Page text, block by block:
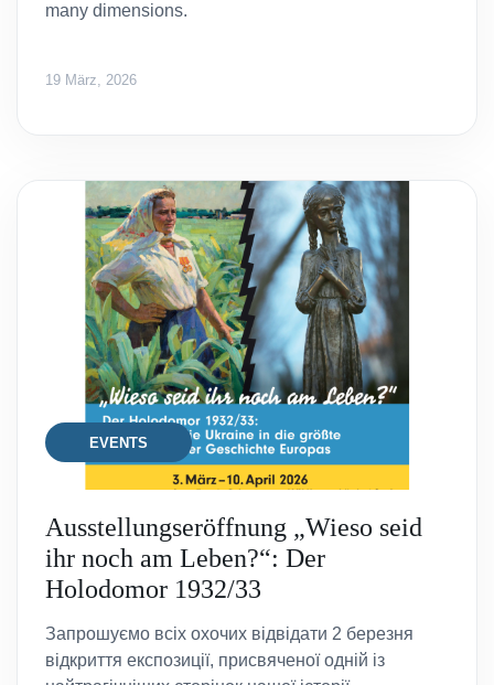
many dimensions.
19 März, 2026
EVENTS
Ausstellungseröffnung „Wieso seid
ihr noch am Leben?“: Der
Holodomor 1932/33
Запрошуємо всіх охочих відвідати 2 березня
відкриття експозиції, присвяченої одній із